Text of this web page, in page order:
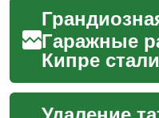
в этом
ткан...
Гаражные
Кипре
способом